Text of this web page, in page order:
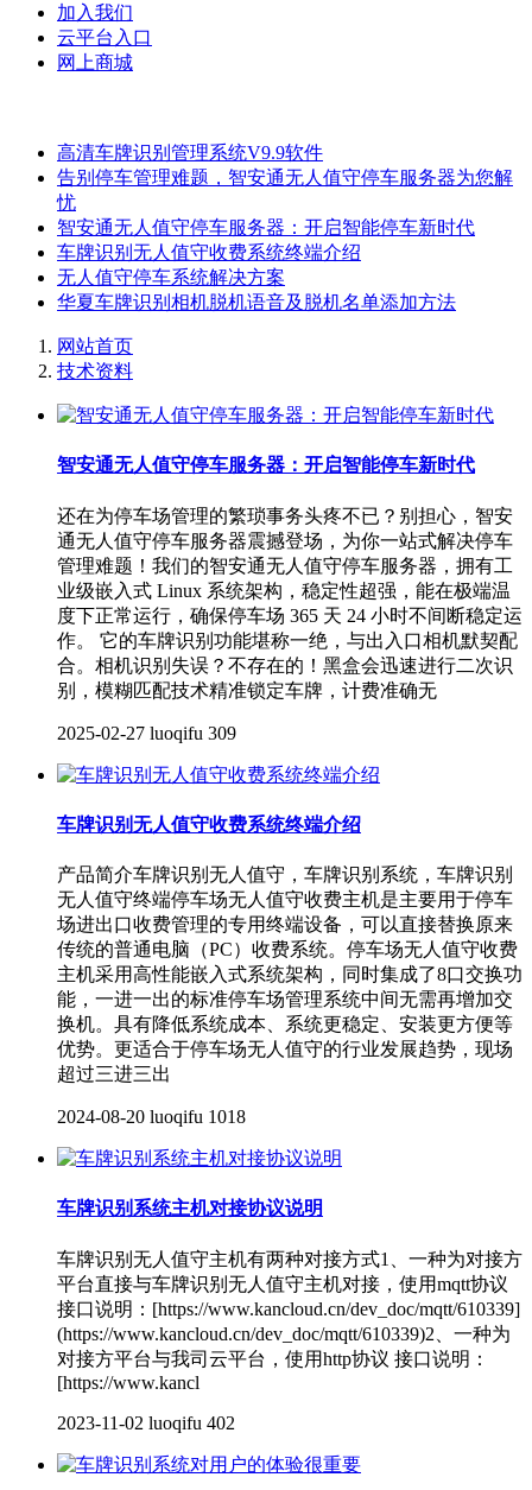
加入我们
云平台入口
网上商城
高清车牌识别管理系统V9.9软件
告别停车管理难题，智安通无人值守停车服务器为您解
忧
智安通无人值守停车服务器：开启智能停车新时代
车牌识别无人值守收费系统终端介绍
无人值守停车系统解决方案
华夏车牌识别相机脱机语音及脱机名单添加方法
网站首页
技术资料
智安通无人值守停车服务器：开启智能停车新时代
还在为停车场管理的繁琐事务头疼不已？别担心，智安
通无人值守停车服务器震撼登场，为你一站式解决停车
管理难题！我们的智安通无人值守停车服务器，拥有工
业级嵌入式 Linux 系统架构，稳定性超强，能在极端温
度下正常运行，确保停车场 365 天 24 小时不间断稳定运
作。 它的车牌识别功能堪称一绝，与出入口相机默契配
合。相机识别失误？不存在的！黑盒会迅速进行二次识
别，模糊匹配技术精准锁定车牌，计费准确无
2025-02-27 luoqifu 309
车牌识别无人值守收费系统终端介绍
产品简介车牌识别无人值守，车牌识别系统，车牌识别
无人值守终端停车场无人值守收费主机是主要用于停车
场进出口收费管理的专用终端设备，可以直接替换原来
传统的普通电脑（PC）收费系统。停车场无人值守收费
主机采用高性能嵌入式系统架构，同时集成了8口交换功
能，一进一出的标准停车场管理系统中间无需再增加交
换机。具有降低系统成本、系统更稳定、安装更方便等
优势。更适合于停车场无人值守的行业发展趋势，现场
超过三进三出
2024-08-20 luoqifu 1018
车牌识别系统主机对接协议说明
车牌识别无人值守主机有两种对接方式1、一种为对接方
平台直接与车牌识别无人值守主机对接，使用mqtt协议
接口说明：[https://www.kancloud.cn/dev_doc/mqtt/610339]
(https://www.kancloud.cn/dev_doc/mqtt/610339)2、一种为
对接方平台与我司云平台，使用http协议 接口说明：
[https://www.kancl
2023-11-02 luoqifu 402